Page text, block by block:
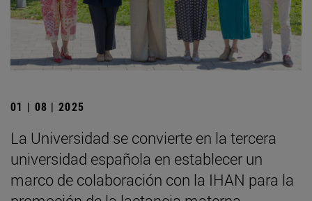
01 | 08 | 2025
La Universidad se convierte en la tercera
universidad española en establecer un
marco de colaboración con la IHAN para la